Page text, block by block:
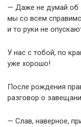
— Даже не думай об
мы со всем
и то руки не
У нас с тобой, по
уже хорошо!
После рождения
разговор о
— Слав, наверное,